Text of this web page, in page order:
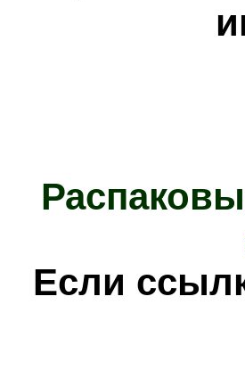
Если